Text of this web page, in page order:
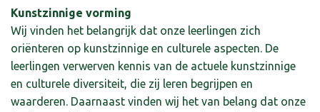
Kunstzinnige vorming
Wij vinden het belangrijk dat onze leerlingen zich
oriënteren op kunstzinnige en culturele aspecten. De
leerlingen verwerven kennis van de actuele kunstzinnige
en culturele diversiteit, die zij leren begrijpen en
waarderen. Daarnaast vinden wij het van belang dat onze